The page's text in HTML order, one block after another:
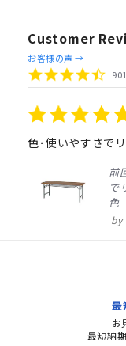
Customer
Reviews
carousel
4.4
お客様の声 →
色･使いやすさで
前
で
色
ュ
よ
最
お
最短納